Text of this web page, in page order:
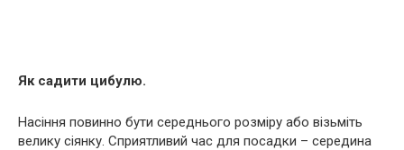
Як садити цибулю.
Насіння повинно бути середнього розміру або візьміть
велику сіянку. Сприятливий час для посадки – середина